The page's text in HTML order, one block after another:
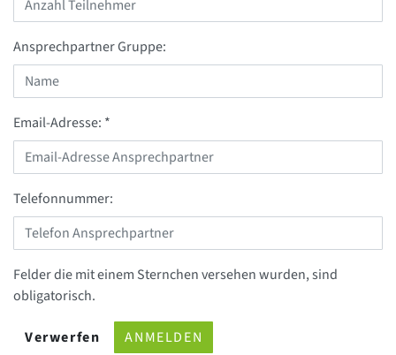
Ansprechpartner Gruppe:
Email-Adresse: *
Telefonnummer:
Felder die mit einem Sternchen versehen wurden, sind
obligatorisch.
Verwerfen ANMELDEN